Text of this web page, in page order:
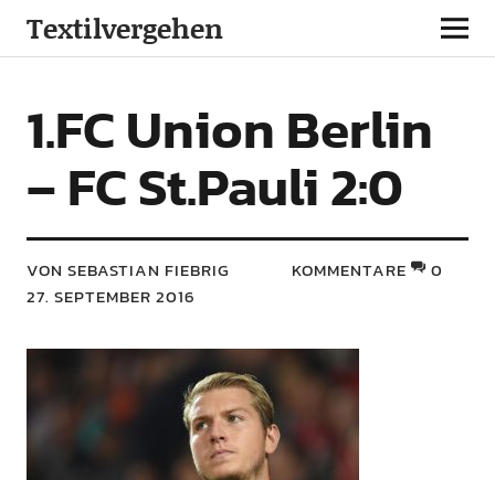
Textilvergehen
1.FC Union Berlin
– FC St.Pauli 2:0
VON SEBASTIAN FIEBRIG
27. SEPTEMBER 2016
KOMMENTARE 0